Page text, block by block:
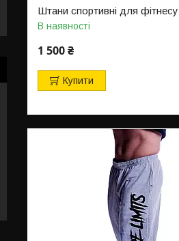
Штани спортивні для фітнесу
В наявності
1 500 ₴
Купити